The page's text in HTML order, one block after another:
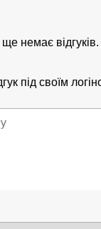
немає
під своїм